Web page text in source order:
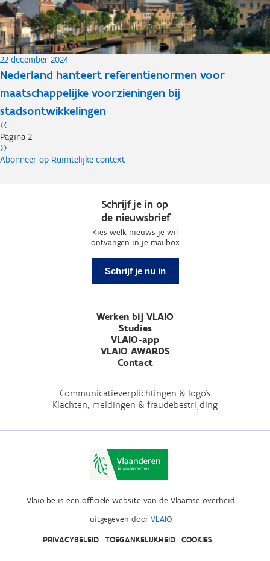
22 december 2024
Nederland hanteert referentienormen voor
maatschappelijke voorzieningen bij
stadsontwikkelingen
Paginering
Vorige
pagina
‹‹
Pagina 2
Volgende
pagina
››
Abonneer op Ruimtelijke context
Schrijf je in op
de nieuwsbrief
Kies welk nieuws je wil
ontvangen in je mailbox
Schrijf je nu in
Werken bij VLAIO
Studies
VLAIO-app
VLAIO AWARDS
Contact
Communicatieverplichtingen & logo's
Klachten, meldingen & fraudebestrijding
Vlaio.be is een officiële website van de Vlaamse overheid
uitgegeven door VLAIO
PRIVACYBELEID TOEGANKELIJKHEID COOKIES